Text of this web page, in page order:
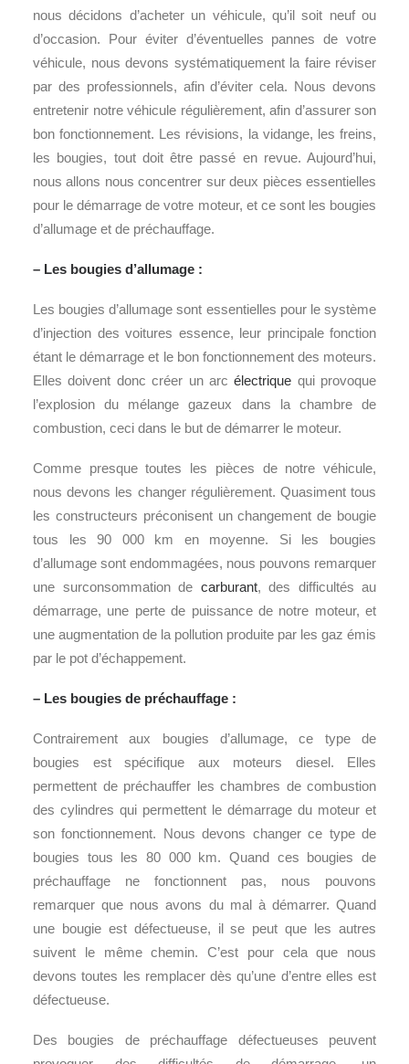
nous décidons d’acheter un véhicule, qu’il soit neuf ou
d’occasion. Pour éviter d’éventuelles pannes de votre
véhicule, nous devons systématiquement la faire réviser
par des professionnels, afin d’éviter cela. Nous devons
entretenir notre véhicule régulièrement, afin d’assurer son
bon fonctionnement. Les révisions, la vidange, les freins,
les bougies, tout doit être passé en revue. Aujourd’hui,
nous allons nous concentrer sur deux pièces essentielles
pour le démarrage de votre moteur, et ce sont les bougies
d’allumage et de préchauffage.
– Les bougies d’allumage :
Les bougies d’allumage sont essentielles pour le système
d’injection des voitures essence, leur principale fonction
étant le démarrage et le bon fonctionnement des moteurs.
Elles doivent donc créer un arcélectrique qui provoque
l’explosion du mélange gazeux dans la chambre de
combustion, ceci dans le but de démarrer le moteur.
Comme presque toutes les pièces de notre véhicule,
nous devons les changer régulièrement. Quasiment tous
les constructeurs préconisent un changement de bougie
tous les 90 000 km en moyenne. Si les bougies
d’allumage sont endommagées, nous pouvons remarquer
une surconsommation de carburant, des difficultés au
démarrage, une perte de puissance de notre moteur, et
une augmentation de la pollution produite par les gaz émis
par le pot d’échappement.
– Les bougies de préchauffage :
Contrairement aux bougies d’allumage, ce type de
bougies est spécifique aux moteurs diesel. Elles
permettent de préchauffer les chambres de combustion
des cylindres qui permettent le démarrage du moteur et
son fonctionnement. Nous devons changer ce type de
bougies tous les 80 000 km. Quand ces bougies de
préchauffage ne fonctionnent pas, nous pouvons
remarquer que nous avons du mal à démarrer. Quand
une bougie est défectueuse, il se peut que les autres
suivent le même chemin. C’est pour cela que nous
devons toutes les remplacer dès qu’une d’entre elles est
défectueuse.
Des bougies de préchauffage défectueuses peuvent